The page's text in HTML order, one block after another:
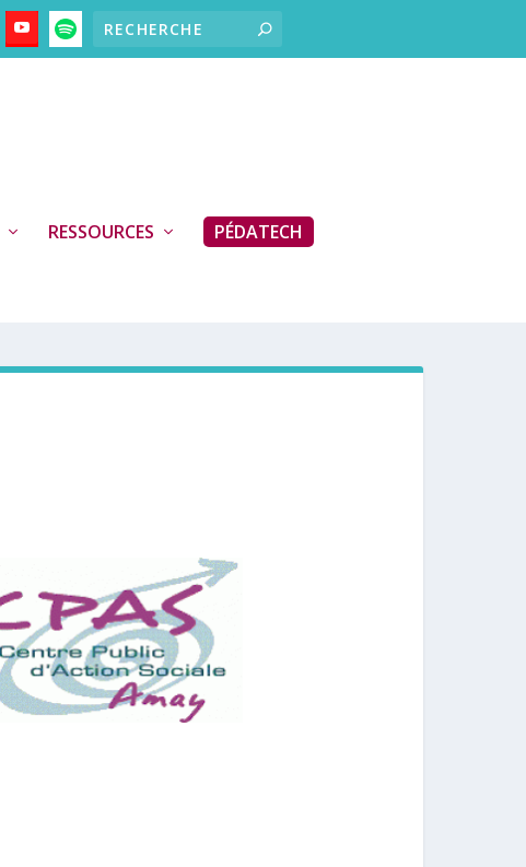
RESSOURCES PÉDATECH